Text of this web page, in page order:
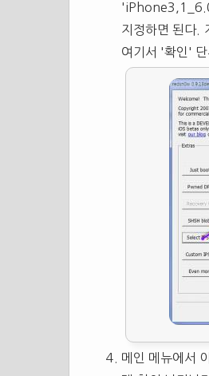
지정하면 된다.
여기서 '확인'
메인 메뉴에서